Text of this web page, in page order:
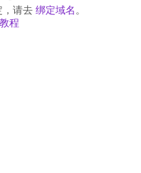
，请去 绑定域名 。
程